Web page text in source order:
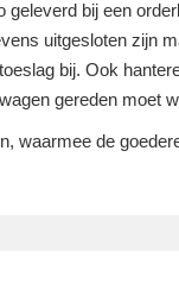
bij een
uitgesloten zijn
bij. Ook
gereden moet
waarmee de